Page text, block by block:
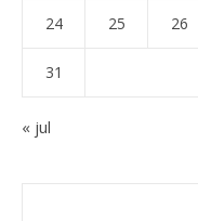
24 25 26
31
« jul